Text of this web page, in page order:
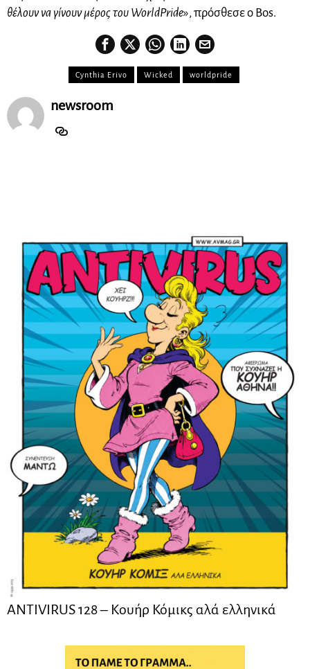
θέλουν να γίνουν μέρος του WorldPride», πρόσθεσε ο Bos.
Cynthia Erivo Wicked worldpride
newsroom
ANTIVIRUS 128 – Kουήρ Κόμικς αλά ελληνικά